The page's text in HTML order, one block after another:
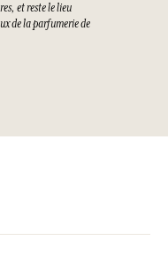
et reste le lieu
de la parfumerie de